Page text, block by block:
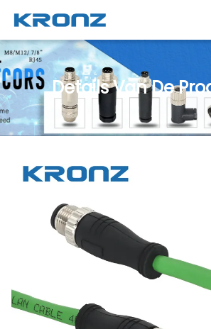
Details Van De